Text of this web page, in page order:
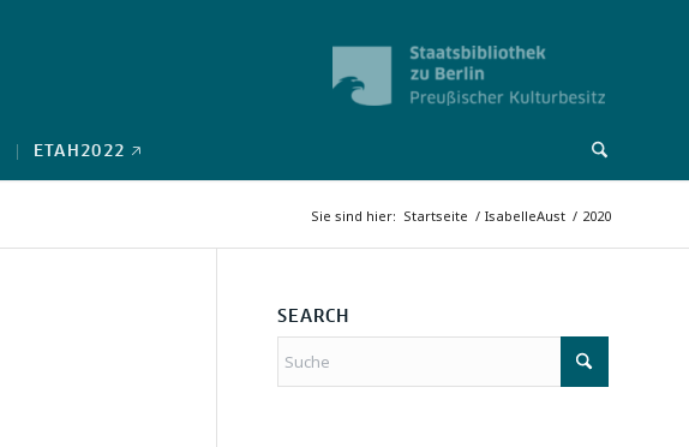
ETAH2022 🡥
Sie sind hier: Startseite / IsabelleAust / 2020
SEARCH